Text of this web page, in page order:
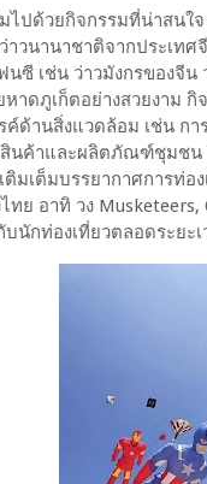
ไปด้วยกิจกรรมที่น่าสนใ
วนานาชาติจากประเทศ
ซี เช่น ว่าวมังกรของจีน
าดภูเก็ตอย่างสวยงาม
ค์ด้านสิ่งแวดล้อม เช่น
นค้าและผลิตภัณฑ์ชุมชน
ติมเต็มบรรยากาศการท่
อาทิ วง Musketeers,
นักท่องเที่ยวตลอดระยะเ